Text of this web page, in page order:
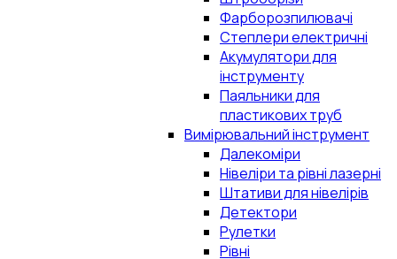
Фарборозпилювачі
Степлери електричні
Акумулятори для
інструменту
Паяльники для
пластикових труб
Вимірювальний інструмент
Далекоміри
Нівеліри та рівні лазерні
Штативи для нівелірів
Детектори
Рулетки
Рівні